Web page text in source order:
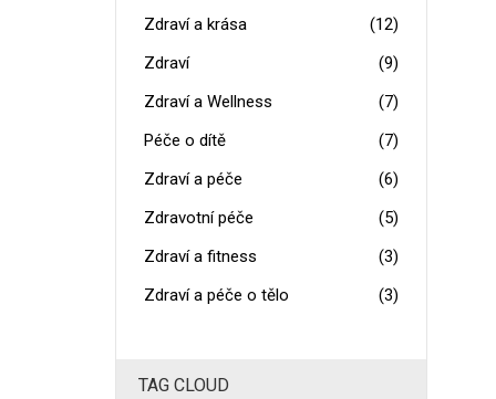
Zdraví a krása
(12)
Zdraví
(9)
Zdraví a Wellness
(7)
Péče o dítě
(7)
Zdraví a péče
(6)
Zdravotní péče
(5)
Zdraví a fitness
(3)
Zdraví a péče o tělo
(3)
TAG CLOUD